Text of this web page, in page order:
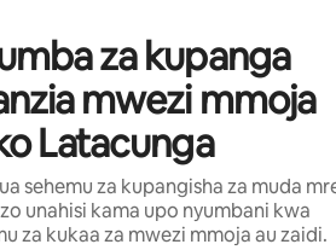
za kupanga
mwezi mmoja
Latacunga
sehemu za kupangisha za muda
unahisi kama upo nyumbani kwa
za kukaa za mwezi mmoja au zaidi.